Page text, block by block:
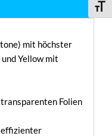
mit höchster
Yellow mit
Folien
effizienter